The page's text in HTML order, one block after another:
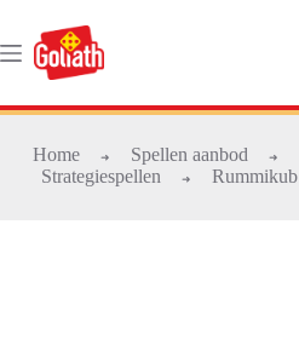
de
inhoud
Home ➜ Spellen aanbod ➜
Strategiespellen ➜ Rummikub